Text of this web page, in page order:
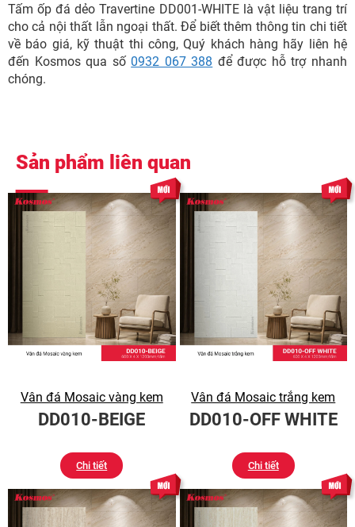
Tấm ốp đá dẻo Travertine DD001-WHITE là vật liệu trang trí
cho cả nội thất lẫn ngoại thất. Để biết thêm thông tin chi tiết
về báo giá, kỹ thuật thi công, Quý khách hàng hãy liên hệ
đến Kosmos qua số 0932 067 388 để được hỗ trợ nhanh
chóng.
Sản phẩm liên quan
Vân đá Mosaic vàng kem
DD010-BEIGE
Chi tiết
Vân đá Mosaic trắng kem
DD010-OFF WHITE
Chi tiết